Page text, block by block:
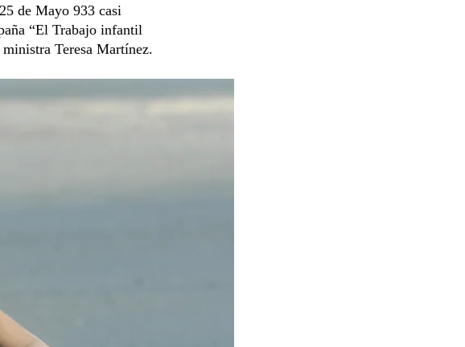
de Mayo 933 casi
“El Trabajo infantil
Teresa Martínez.